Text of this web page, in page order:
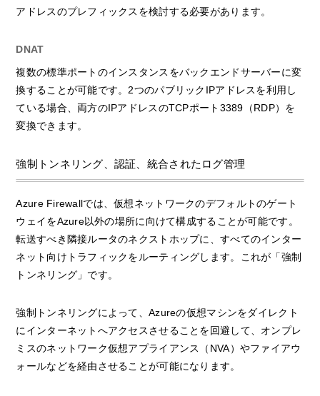
アドレスのプレフィックスを検討する必要があります。
DNAT
複数の標準ポートのインスタンスをバックエンドサーバーに変
換することが可能です。2つのパブリックIPアドレスを利用し
ている場合、両方のIPアドレスのTCPポート3389（RDP）を
変換できます。
強制トンネリング、認証、統合されたログ管理
Azure Firewallでは、仮想ネットワークのデフォルトのゲート
ウェイをAzure以外の場所に向けて構成することが可能です。
転送すべき隣接ルータのネクストホップに、すべてのインター
ネット向けトラフィックをルーティングします。これが「強制
トンネリング」です。
強制トンネリングによって、Azureの仮想マシンをダイレクト
にインターネットへアクセスさせることを回避して、オンプレ
ミスのネットワーク仮想アプライアンス（NVA）やファイアウ
ォールなどを経由させることが可能になります。